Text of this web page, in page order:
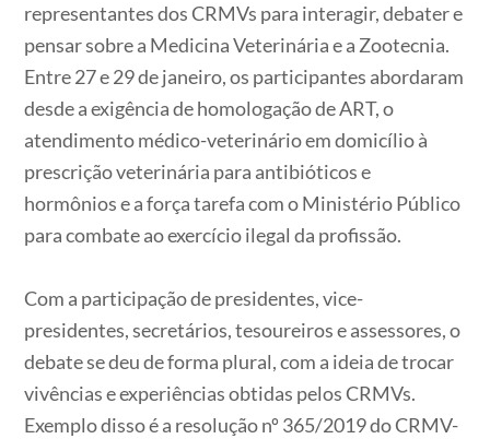
representantes dos CRMVs para interagir, debater e
pensar sobre a Medicina Veterinária e a Zootecnia.
Entre 27 e 29 de janeiro, os participantes abordaram
desde a exigência de homologação de ART, o
atendimento médico-veterinário em domicílio à
prescrição veterinária para antibióticos e
hormônios e a força tarefa com o Ministério Público
para combate ao exercício ilegal da profissão.
Com a participação de presidentes, vice-
presidentes, secretários, tesoureiros e assessores, o
debate se deu de forma plural, com a ideia de trocar
vivências e experiências obtidas pelos CRMVs.
Exemplo disso é a resolução nº 365/2019 do CRMV-